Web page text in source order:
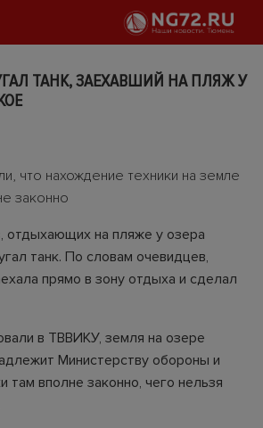
ТАНК, ЗАЕХАВШИЙ НА ПЛЯЖ У
что нахождение техники на земле
законно
отдыхающих на пляже у озера
танк. По словам очевидцев,
прямо в зону отдыха и сделал
в ТВВИКУ, земля на озере
Министерству обороны и
там вполне законно, чего нельзя